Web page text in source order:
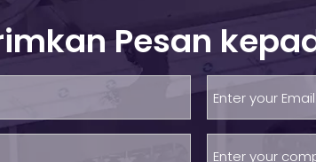
Pesan